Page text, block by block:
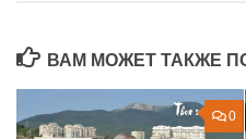
ВАМ МОЖЕТ ТАКЖЕ
0